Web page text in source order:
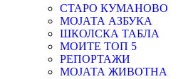
СТАРО КУМАНОВО
МОЈАТА АЗБУКА
ШКОЛСКА ТАБЛА
МОИТЕ ТОП 5
РЕПОРТАЖИ
МОЈАТА ЖИВОТНА